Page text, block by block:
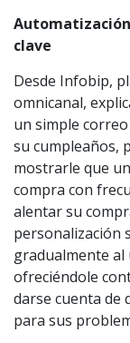
clave
Desde Infobip,
omnicanal,
un simple
su cumpleaños,
mostrarle que
compra con
alentar su
personalización
gradualmente al
ofreciéndole
darse cuenta de
para sus